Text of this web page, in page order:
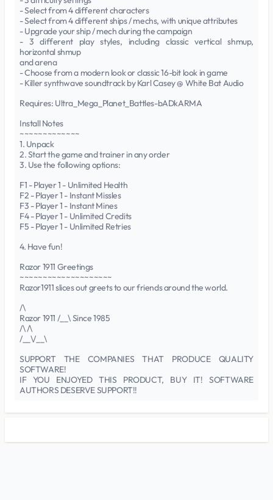
- Select from 4 different characters
- Select from 4 different ships / mechs, with unique attributes
- Upgrade your ship / mech during the campaign
- 3 different play styles, including classic vertical shmup,
horizontal shmup
and arena
- Choose from a modern look or classic 16-bit look in game
- Killer synthwave soundtrack by Karl Casey @ White Bat Audio
Requires: Ultra_Mega_Planet_Battles-bADkARMA
Install Notes
~~~~~~~~~~~~~
1. Unpack
2. Start the game and trainer in any order
3. Use the following options:
F1 - Player 1 - Unlimited Health
F2 - Player 1 - Instant Missles
F3 - Player 1 - Instant Mines
F4 - Player 1 - Unlimited Credits
F5 - Player 1 - Unlimited Retries
4. Have fun!
Razor 1911 Greetings
~~~~~~~~~~~~~~~~~~~~
Razor1911 slices out greets to our friends around the world.
/\
Razor 1911 /__\ Since 1985
/\ /\
/__\/__\
SUPPORT THE COMPANIES THAT PRODUCE QUALITY
SOFTWARE!
IF YOU ENJOYED THIS PRODUCT, BUY IT! SOFTWARE
AUTHORS DESERVE SUPPORT!!